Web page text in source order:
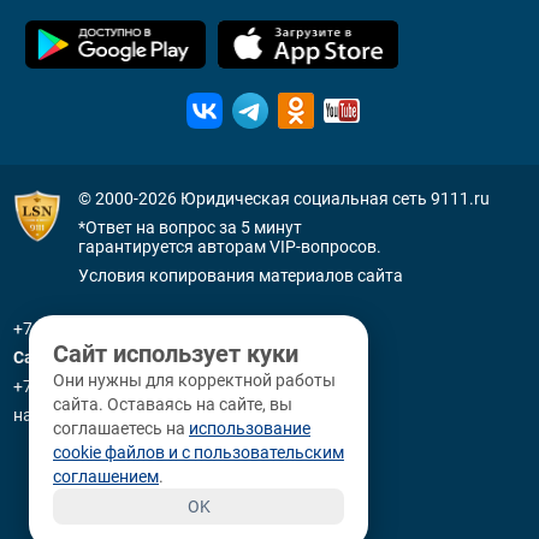
© 2000-2026 Юридическая социальная сеть 9111.ru
*Ответ на вопрос за 5 минут
гарантируется авторам VIP-вопросов.
Условия копирования материалов сайта
+7 (800) 505-91-11
Санкт-Петербург
+7 (812) 336-92-64
наб. р. Фонтанки, д. 59
Сайт использует куки
Они нужны для корректной работы
сайта. Оставаясь на сайте, вы
соглашаетесь на использование
cookie файлов и с пользовательским
соглашением.
OK